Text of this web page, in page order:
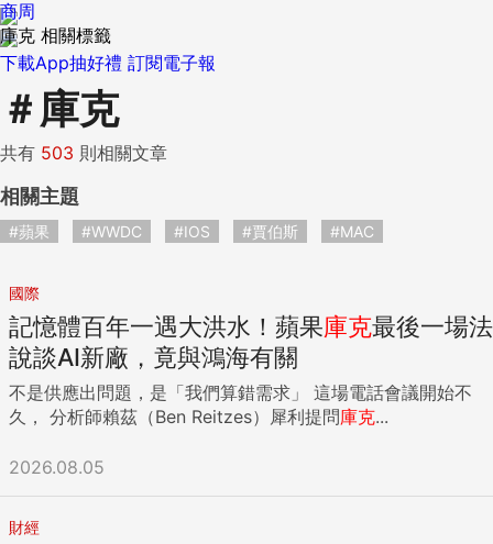
下載App抽好禮 訂閱電子報
商周
庫克 相關標籤
＃ 庫克
共有 503 則相關文章
相關主題
#蘋果 #WWDC #IOS #賈伯斯 #MAC
國際
記憶體百年一遇大洪水！蘋果庫克最後一場法
說談AI新廠，竟與鴻海有關
不是供應出問題，是「我們算錯需求」 這場電話會議開始不
久， 分析師賴茲（Ben Reitzes）犀利提問庫克...
2026.08.05
財經